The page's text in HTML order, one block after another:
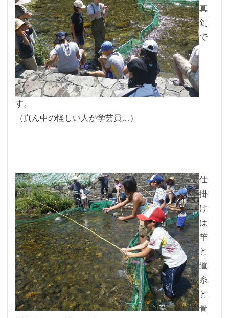
真
剣
で
す。
（真ん中の怪しい人が学芸員…）
仕
掛
け
は
竿
と
道
糸
と
骨